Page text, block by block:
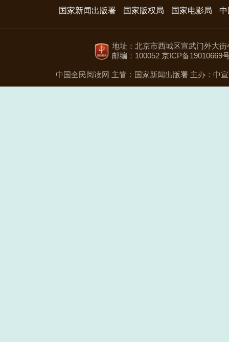
国家新闻出版署 国家版权局 国家电影局 中
地址：北京市西城区宣武门外大街
邮编：100052 京ICP备19010669
中国全民阅读网 主管：国家新闻出版署 主办：中